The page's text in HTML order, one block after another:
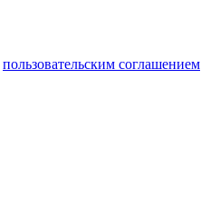
пользовательским соглашением